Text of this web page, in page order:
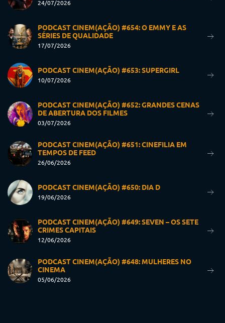
24/07/2026
PODCAST CINEM(AÇÃO) #654: O EMMY E AS
SÉRIES DE QUALIDADE
17/07/2026
PODCAST CINEM(AÇÃO) #653: SUPERGIRL
10/07/2026
PODCAST CINEM(AÇÃO) #652: GRANDES CENAS
DE ABERTURA DOS FILMES
03/07/2026
PODCAST CINEM(AÇÃO) #651: CINEFILIA EM
TEMPOS DE FEED
26/06/2026
PODCAST CINEM(AÇÃO) #650: DIA D
19/06/2026
PODCAST CINEM(AÇÃO) #649: SEVEN – OS SETE
CRIMES CAPITAIS
12/06/2026
PODCAST CINEM(AÇÃO) #648: MULHERES NO
CINEMA
05/06/2026